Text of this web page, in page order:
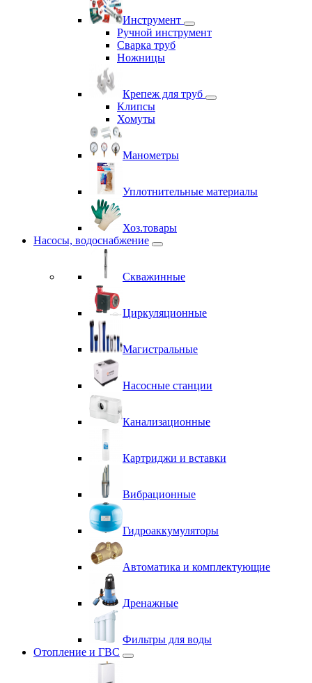
Инструмент
Ручной инструмент
Сварка труб
Ножницы
Крепеж для труб
Клипсы
Хомуты
Манометры
Уплотнительные материалы
Хоз.товары
Насосы, водоснабжение
Скважинные
Циркуляционные
Магистральные
Насосные станции
Канализационные
Картриджи и вставки
Вибрационные
Гидроаккумуляторы
Автоматика и комплектующие
Дренажные
Фильтры для воды
Отопление и ГВС